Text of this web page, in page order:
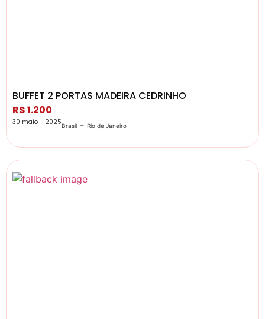
BUFFET 2 PORTAS MADEIRA CEDRINHO
R$ 1.200
30 maio - 2025Brasil - Rio de Janeiro